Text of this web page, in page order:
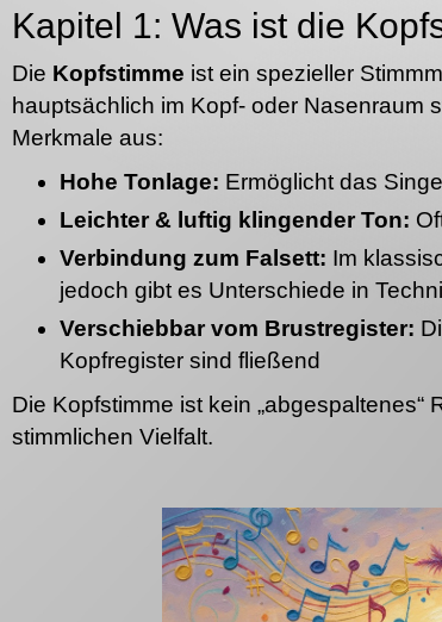
Kapitel 1: Was ist die
Die Kopfstimme ist ein spezieller
hauptsächlich im Kopf- oder Nasenraum
Merkmale aus:
Hohe Tonlage: Ermöglicht das
Leichter & luftig klingender Ton:
Verbindung zum Falsett: Im
jedoch gibt es Unterschiede in
Verschiebbar vom Brustregister:
Kopfregister sind fließend
Die Kopfstimme ist kein „abgespaltenes“
stimmlichen Vielfalt.